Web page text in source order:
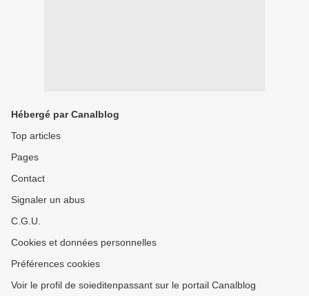
Hébergé par Canalblog
Top articles
Pages
Contact
Signaler un abus
C.G.U.
Cookies et données personnelles
Préférences cookies
Voir le profil de soieditenpassant sur le portail Canalblog